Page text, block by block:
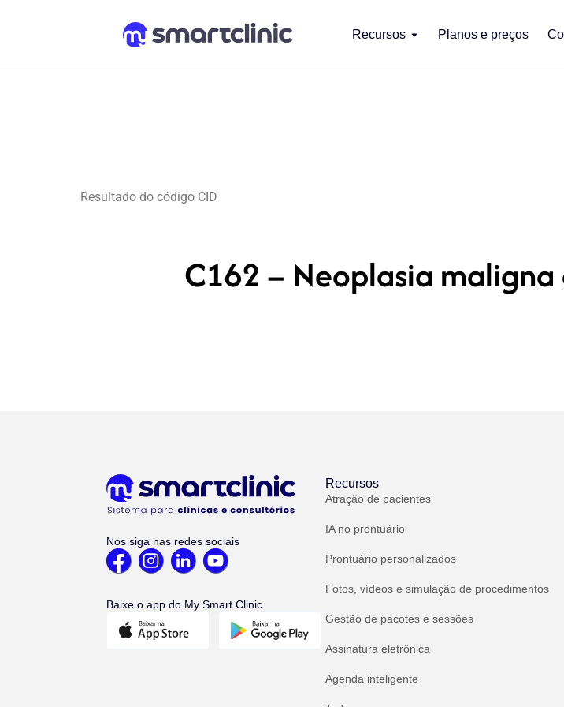
Recursos Planos e preços
Resultado do código CID
C162 – Neoplasia
Nos siga nas redes sociais
Baixe o app do My Smart Clinic
Recursos
Atração de pacientes
IA no prontuário
Prontuário personalizados
Fotos, vídeos e simulação de procedimentos
Gestão de pacotes e sessões
Assinatura eletrônica
Agenda inteligente